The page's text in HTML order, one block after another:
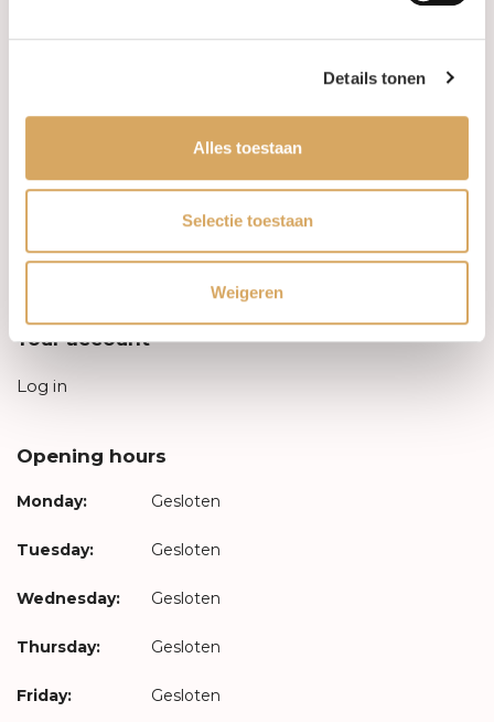
Details tonen
Alles toestaan
Selectie toestaan
Weigeren
Leveringsvoorwaarden
Privacy Policy
Your account
Log in
Opening hours
Monday: Gesloten
Tuesday: Gesloten
Wednesday: Gesloten
Thursday: Gesloten
Friday: Gesloten